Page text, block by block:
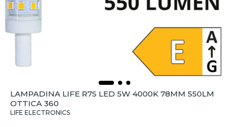
LAMPADINA LIFE R7S LED 5W 4000K 78MM 550LM
OTTICA 360
LIFE ELECTRONICS